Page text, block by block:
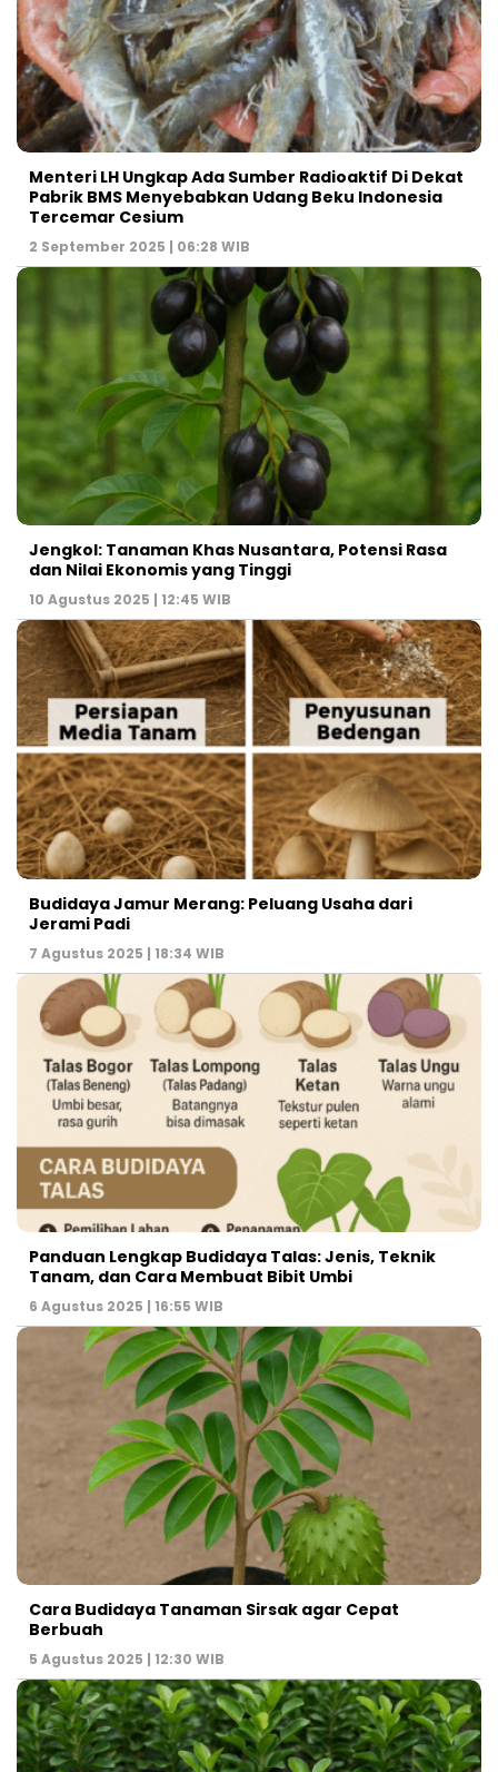
Menteri LH Ungkap Ada Sumber Radioaktif Di Dekat
Pabrik BMS Menyebabkan Udang Beku Indonesia
Tercemar Cesium
2 September 2025 | 06:28 WIB
Jengkol: Tanaman Khas Nusantara, Potensi Rasa
dan Nilai Ekonomis yang Tinggi
10 Agustus 2025 | 12:45 WIB
Budidaya Jamur Merang: Peluang Usaha dari
Jerami Padi
7 Agustus 2025 | 18:34 WIB
Panduan Lengkap Budidaya Talas: Jenis, Teknik
Tanam, dan Cara Membuat Bibit Umbi
6 Agustus 2025 | 16:55 WIB
Cara Budidaya Tanaman Sirsak agar Cepat
Berbuah
5 Agustus 2025 | 12:30 WIB